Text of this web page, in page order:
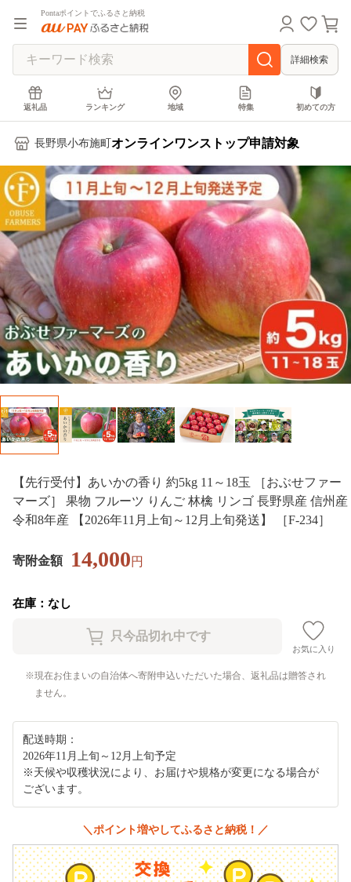
Pontaポイントでふるさと納税
詳細検索
返礼品 ランキング 地域 特集 初めての方
長野県小布施町 オンラインワンストップ申請対象
【先行受付】あいかの香り 約5kg 11～18玉 ［おぶせファー
マーズ］ 果物 フルーツ りんご 林檎 リンゴ 長野県産 信州産
令和8年産 【2026年11月上旬～12月上旬発送】 ［F-234］
寄附金額 14,000円
在庫：なし
お気に入り
現在お住まいの自治体へ寄附申込いただいた場合、返礼品は贈答され
ません。
配送時期：
2026年11月上旬～12月上旬予定
※天候や収穫状況により、お届けや規格が変更になる場合が
ございます。
＼ポイント増やしてふるさと納税！／